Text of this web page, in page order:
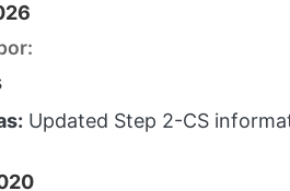
Updated Step 2-CS